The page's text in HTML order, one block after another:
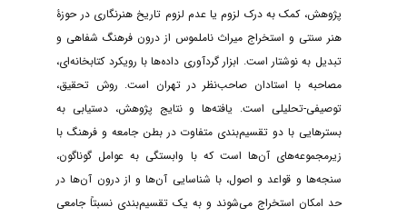
پژوهش، کمک به درک لزوم یا عدم لزوم تاریخ هنرنگاری در حوزۀ
هنر سنتی و استخراج میراث ناملموس از درون فرهنگ شفاهی و
تبدیل به نوشتار است. ابزار گردآوری داده‌ها با رویکرد کتابخانه‌ای،
مصاحبه با استادان صاحب‌نظر در تهران است. روش تحقیق،
توصیفی-تحلیلی است. یافته‌ها و نتایج پژوهش، دستیابی به
بسترهایی با دو تقسیم‌بندی متفاوت در بطن جامعه و فرهنگ با
زیرمجموعه‌های آن‌ها است که با وابستگی به عوامل گوناگون،
سنجه‌ها و قواعد و اصول، با شناسایی آن‌ها و از درون آن‌ها در
حد امکان استخراج می‌شوند و به یک تقسیم‌بندی نسبتاً جامعی